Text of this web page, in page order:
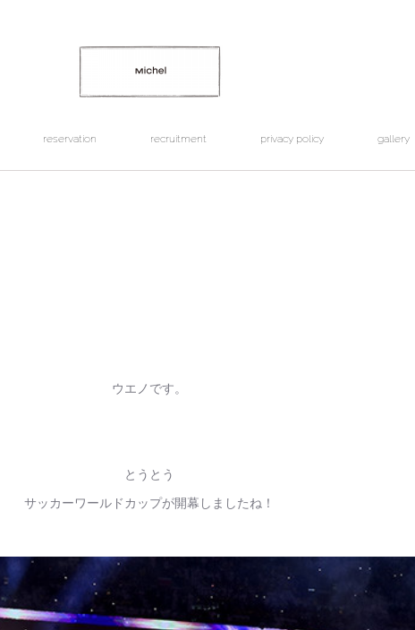
reservation recruitment privacy policy gallery
ウエノです。
とうとう
サッカーワールドカップが開幕しましたね！